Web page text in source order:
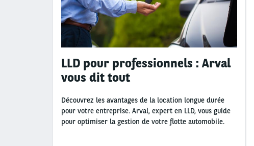
LLD pour professionnels : Arval
vous dit tout
Découvrez les avantages de la location longue durée
pour votre entreprise. Arval, expert en LLD, vous guide
pour optimiser la gestion de votre flotte automobile.